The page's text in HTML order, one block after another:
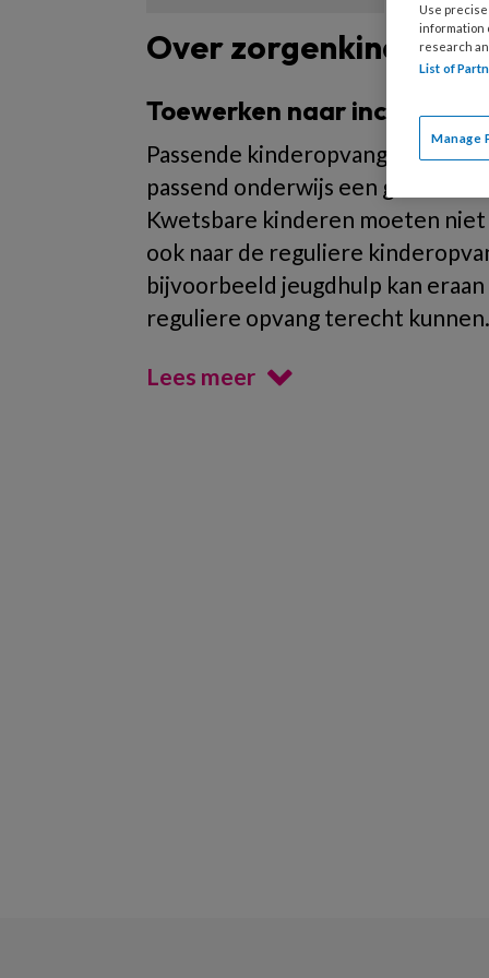
Over zorgenkinderen
Toewerken naar inclusieve
Passende kinderopvang (ook
passend onderwijs een grote
Kwetsbare kinderen moeten
ook naar de reguliere
bijvoorbeeld jeugdhulp kan
reguliere opvang terecht kunnen.
Lees meer
Use
information
research
List of
Manage